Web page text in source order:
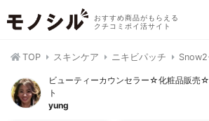
おすすめ商品がもらえる
クチコミポイ活サイト
TOP スキンケア ニキビパッチ
ビューティーカウンセラー☆化粧品販売
ト
yung